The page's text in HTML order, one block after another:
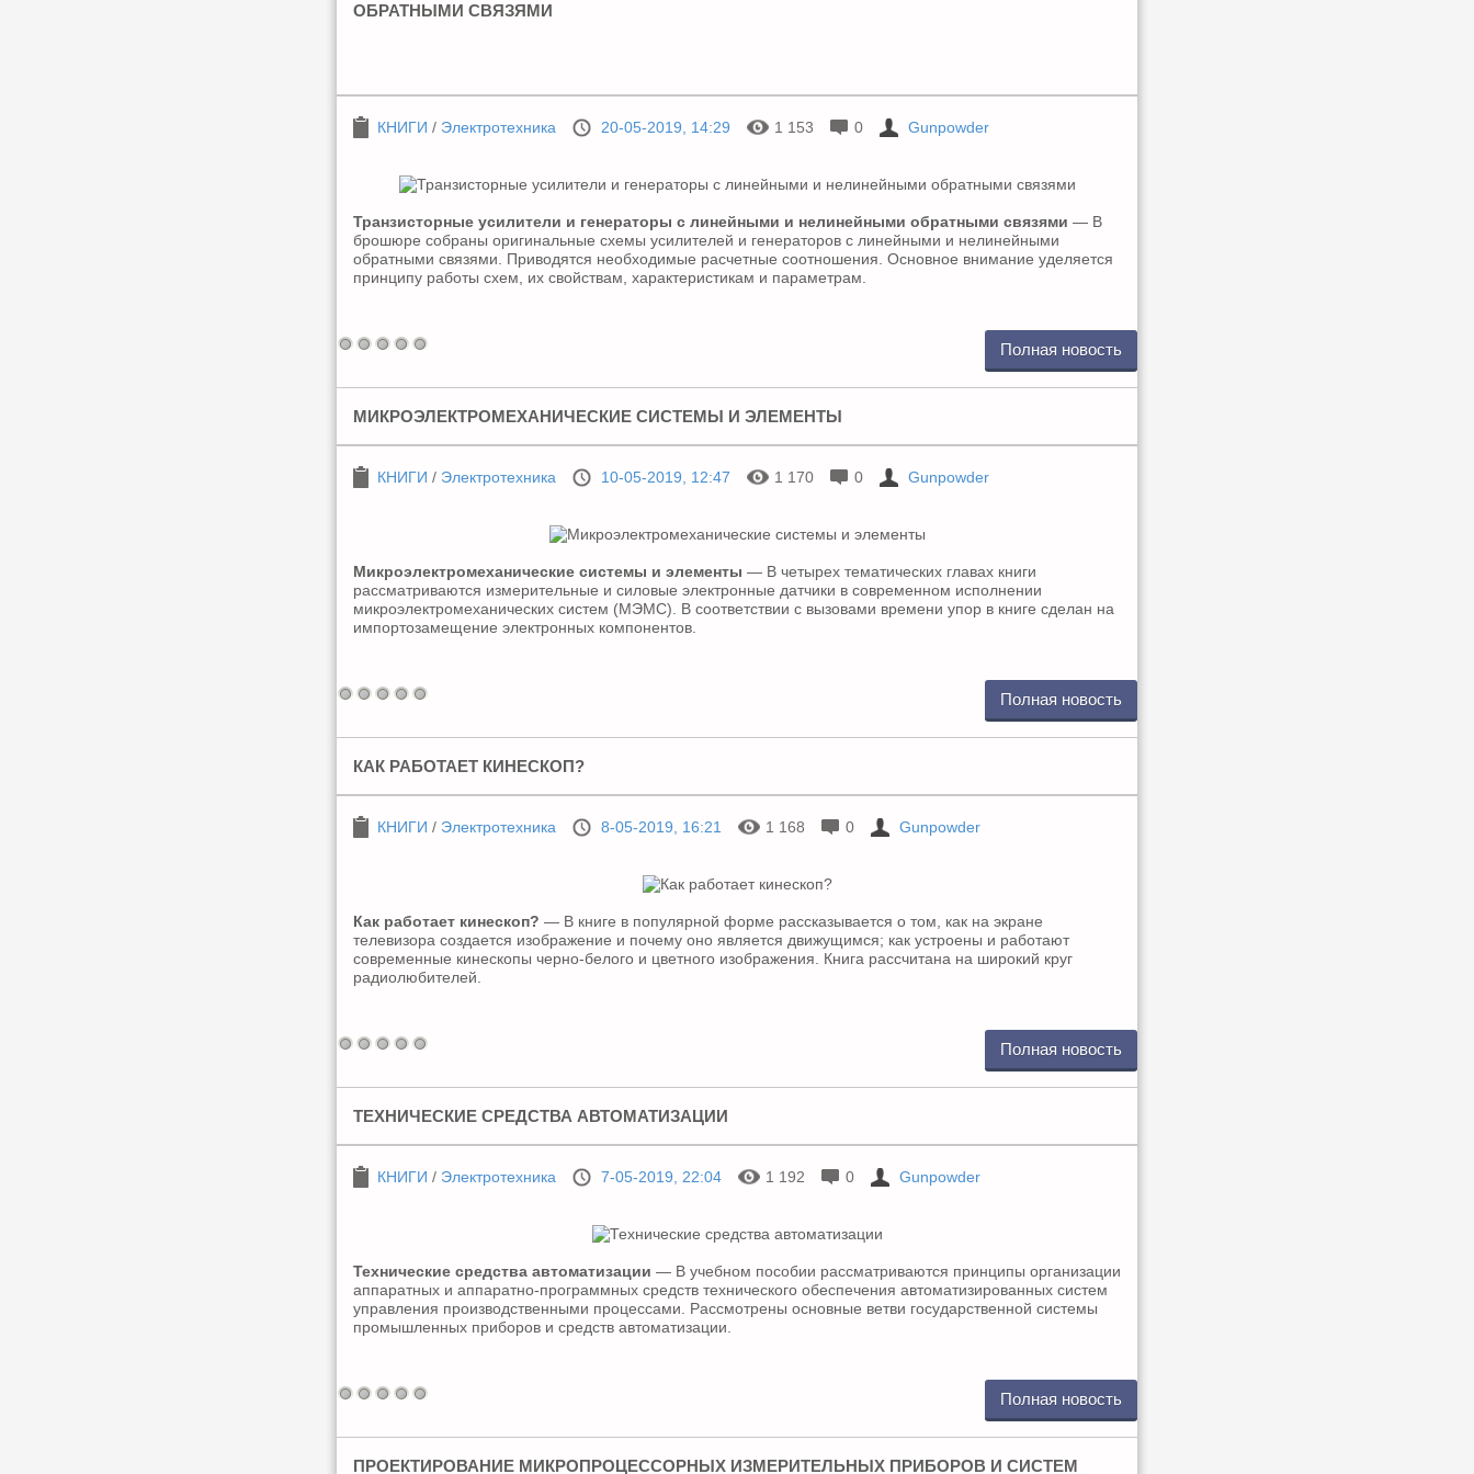
ОБРАТНЫМИ СВЯЗЯМИ
КНИГИ / Электротехника 20-05-2019, 14:29 1 153 0 Gunpowder
Транзисторные усилители и генераторы с линейными и нелинейными обратными связями — В
брошюре собраны оригинальные схемы усилителей и генераторов с линейными и нелинейными
обратными связями. Приводятся необходимые расчетные соотношения. Основное внимание уделяется
принципу работы схем, их свойствам, характеристикам и параметрам.
Полная новость
МИКРОЭЛЕКТРОМЕХАНИЧЕСКИЕ СИСТЕМЫ И ЭЛЕМЕНТЫ
КНИГИ / Электротехника 10-05-2019, 12:47 1 170 0 Gunpowder
Микроэлектромеханические системы и элементы — В четырех тематических главах книги
рассматриваются измерительные и силовые электронные датчики в современном исполнении
микроэлектромеханических систем (МЭМС). В соответствии с вызовами времени упор в книге сделан на
импортозамещение электронных компонентов.
Полная новость
КАК РАБОТАЕТ КИНЕСКОП?
КНИГИ / Электротехника 8-05-2019, 16:21 1 168 0 Gunpowder
Как работает кинескоп? — В книге в популярной форме рассказывается о том, как на экране
телевизора создается изображение и почему оно является движущимся; как устроены и работают
современные кинескопы черно-белого и цветного изображения. Книга рассчитана на широкий круг
радиолюбителей.
Полная новость
ТЕХНИЧЕСКИЕ СРЕДСТВА АВТОМАТИЗАЦИИ
КНИГИ / Электротехника 7-05-2019, 22:04 1 192 0 Gunpowder
Технические средства автоматизации — В учебном пособии рассматриваются принципы организации
аппаратных и аппаратно-программных средств технического обеспечения автоматизированных систем
управления производственными процессами. Рассмотрены основные ветви государственной системы
промышленных приборов и средств автоматизации.
Полная новость
ПРОЕКТИРОВАНИЕ МИКРОПРОЦЕССОРНЫХ ИЗМЕРИТЕЛЬНЫХ ПРИБОРОВ И СИСТЕМ